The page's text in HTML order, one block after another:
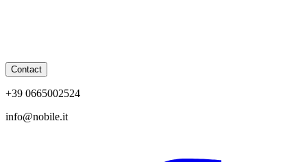
Contact
+39 0665002524
info@nobile.it